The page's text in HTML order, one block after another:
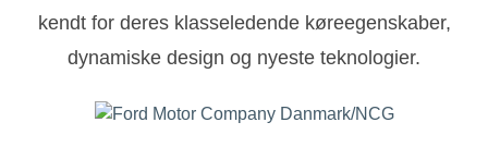
kendt for deres klasseledende køreegenskaber,
dynamiske design og nyeste teknologier.